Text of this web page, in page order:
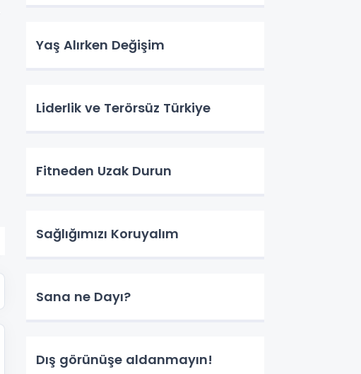
Yaş Alırken Değişim
Liderlik ve Terörsüz Türkiye
Fitneden Uzak Durun
Sağlığımızı Koruyalım
Sana ne Dayı?
Dış görünüşe aldanmayın!